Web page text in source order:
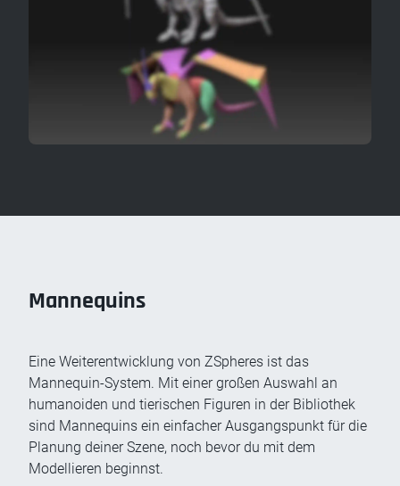
Mannequins
Eine Weiterentwicklung von ZSpheres ist das
Mannequin-System. Mit einer großen Auswahl an
humanoiden und tierischen Figuren in der Bibliothek
sind Mannequins ein einfacher Ausgangspunkt für die
Planung deiner Szene, noch bevor du mit dem
Modellieren beginnst.